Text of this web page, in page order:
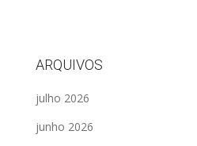
ARQUIVOS
julho 2026
junho 2026